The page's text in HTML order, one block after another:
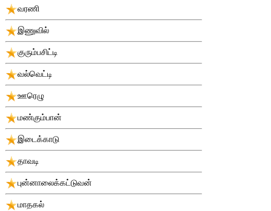
வரணி
இணுவில்
குரும்பசிட்டி
வல்வெட்டி
ஊரெழு
மண்கும்பான்
இடைக்காடு
தாவடி
புன்னாலைக்கட்டுவன்
மாதகல்